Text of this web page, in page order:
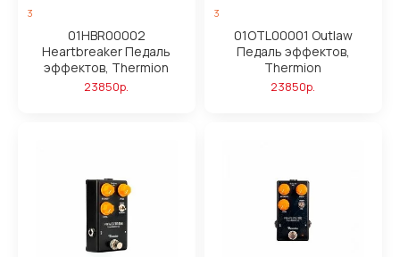
3
01HBR00002
Heartbreaker Педаль
эффектов, Thermion
23850р.
3
01OTL00001 Outlaw
Педаль эффектов,
Thermion
23850р.